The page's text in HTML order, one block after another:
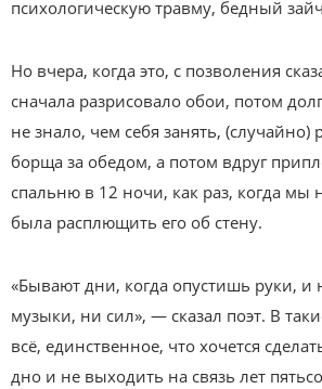
психологическую травму, бедный
Но вчера, когда это, с позволения
сначала разрисовало обои, потом
не знало, чем себя занять, (случайно)
борща за обедом, а потом вдруг
спальню в 12 ночи, как раз, когда мы
была расплющить его об стену.
«Бывают дни, когда опустишь руки, и
музыки, ни сил», — сказал поэт. В
всё, единственное, что хочется
дно и не выходить на связь лет